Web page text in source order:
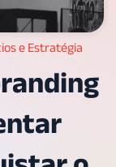
e Estratégia